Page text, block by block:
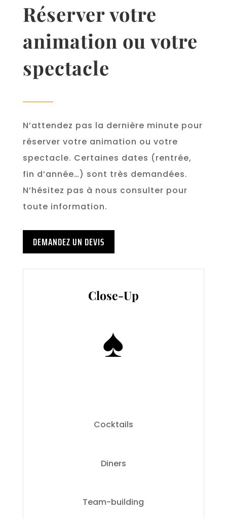
Réserver votre
animation ou votre
spectacle
N’attendez pas la dernière minute pour
réserver votre animation ou votre
spectacle. Certaines dates (rentrée,
fin d’année…) sont très demandées.
N’hésitez pas à nous consulter pour
toute information.
DEMANDEZ UN DEVIS
Close-Up
♠️
Cocktails
Diners
Team-building